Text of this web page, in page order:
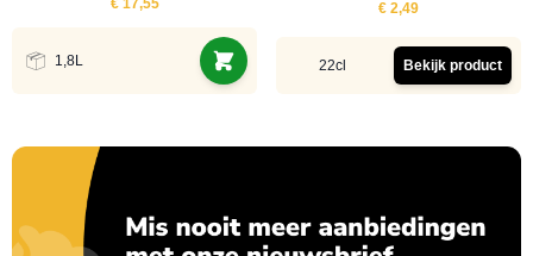
€ 17,55
1,8L
€ 2,49
22cl Bekijk product